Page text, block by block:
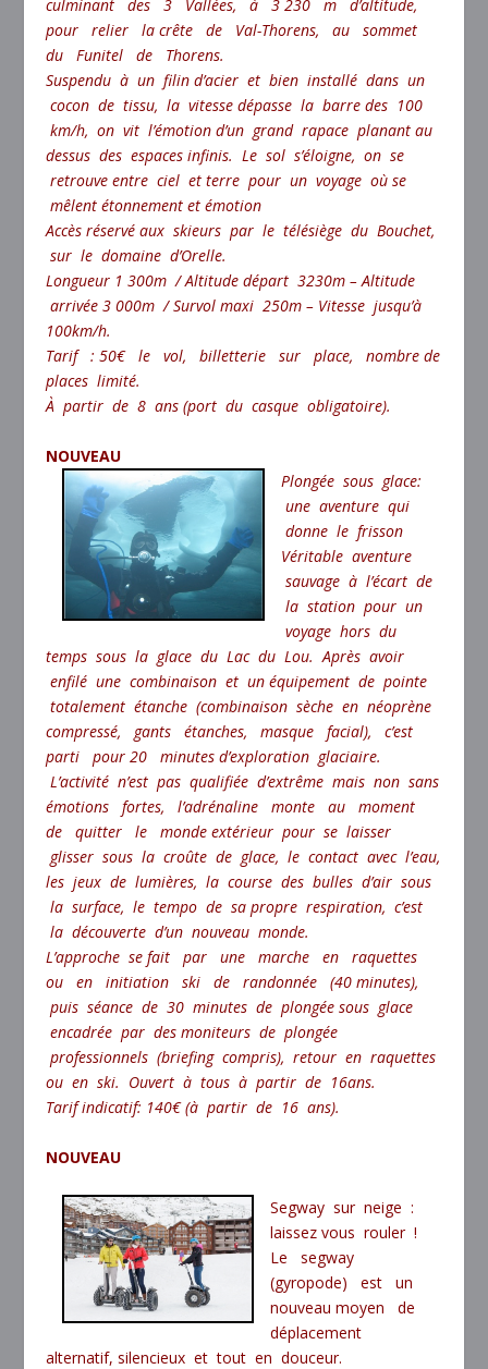
culminant des 3 Vallées, à 3 230 m d’altitude,
pour relier la crête de Val-Thorens, au sommet
du Funitel de Thorens.
Suspendu à un filin d’acier et bien installé dans un
cocon de tissu, la vitesse dépasse la barre des 100
km/h, on vit l’émotion d’un grand rapace planant au
dessus des espaces infinis. Le sol s’éloigne, on se
retrouve entre ciel et terre pour un voyage où se
mêlent étonnement et émotion
Accès réservé aux skieurs par le télésiège du Bouchet,
sur le domaine d’Orelle.
Longueur 1 300m / Altitude départ 3230m – Altitude
arrivée 3 000m / Survol maxi 250m – Vitesse jusqu’à
100km/h.
Tarif : 50€ le vol, billetterie sur place, nombre de
places limité.
À partir de 8 ans (port du casque obligatoire).
NOUVEAU
Plongée sous glace:
une aventure qui
donne le frisson
Véritable aventure
sauvage à l’écart de
la station pour un
voyage hors du
temps sous la glace du Lac du Lou. Après avoir
enfilé une combinaison et un équipement de pointe
totalement étanche (combinaison sèche en néoprène
compressé, gants étanches, masque facial), c’est
parti pour 20 minutes d’exploration glaciaire.
L’activité n’est pas qualifiée d’extrême mais non sans
émotions fortes, l’adrénaline monte au moment
de quitter le monde extérieur pour se laisser
glisser sous la croûte de glace, le contact avec l’eau,
les jeux de lumières, la course des bulles d’air sous
la surface, le tempo de sa propre respiration, c’est
la découverte d’un nouveau monde.
L’approche se fait par une marche en raquettes
ou en initiation ski de randonnée (40 minutes),
puis séance de 30 minutes de plongée sous glace
encadrée par des moniteurs de plongée
professionnels (briefing compris), retour en raquettes
ou en ski. Ouvert à tous à partir de 16ans.
Tarif indicatif: 140€ (à partir de 16 ans).
NOUVEAU
Segway sur neige :
laissez vous rouler !
Le segway
(gyropode) est un
nouveau moyen de
déplacement
alternatif, silencieux et tout en douceur.